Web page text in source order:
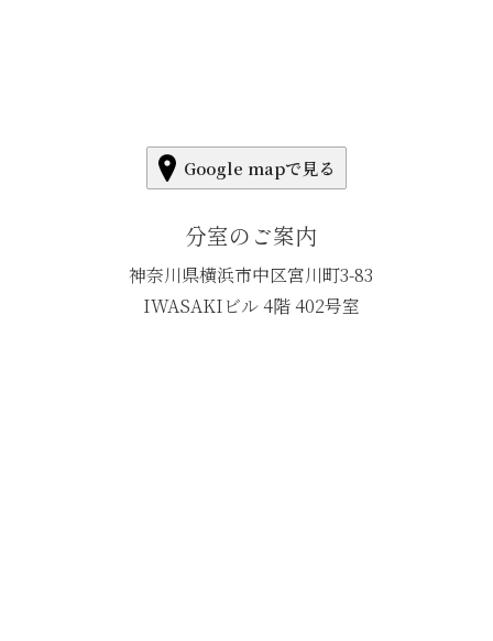
Google mapで見る
分室のご案内
神奈川県横浜市中区宮川町3-83
IWASAKIビル 4階 402号室